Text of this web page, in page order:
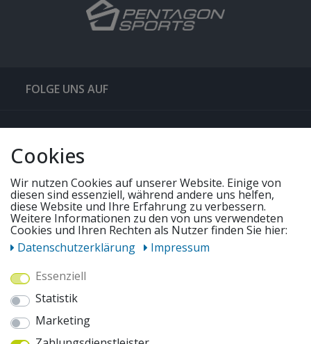
FOLGE UNS AUF
QUICKLINKS & TIPPS
UNSERE ANGEBOTE
WIR VERSENDEN MIT
Cookies
Wir nutzen Cookies auf unserer Website. Einige von
diesen sind essenziell, während andere uns helfen,
diese Website und Ihre Erfahrung zu verbessern.
Weitere Informationen zu den von uns verwendeten
Cookies und Ihren Rechten als Nutzer finden Sie hier:
Daten­schutz­erklärung
Impressum
Essenziell
Statistik
Marketing